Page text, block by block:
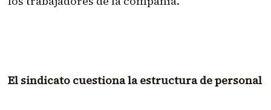
El sindicato cuestiona la estructura de personal